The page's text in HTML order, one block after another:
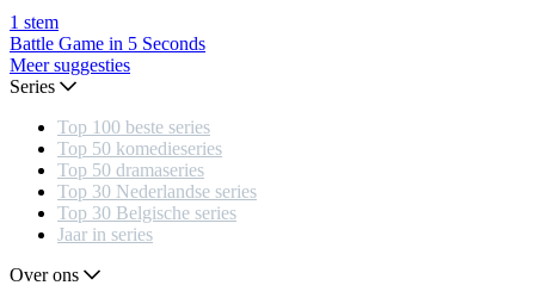
1 stem
Battle Game in 5 Seconds
Meer suggesties
Series
Top 100 beste series
Top 50 komedieseries
Top 50 dramaseries
Top 30 Nederlandse series
Top 30 Belgische series
Jaar in series
Over ons